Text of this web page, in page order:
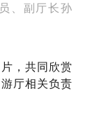
、副厅长孙
，共同欣赏
厅相关负责